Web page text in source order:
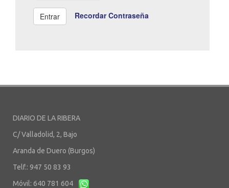
Recordar Contraseña
DIARIO DE LA RIBERA
C/ Valladolid, 2, Bajo
Aranda de Duero (Burgos)
Telf.: 947 50 83 93
Móvil: 640 781 604